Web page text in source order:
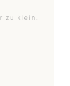
zu klein.